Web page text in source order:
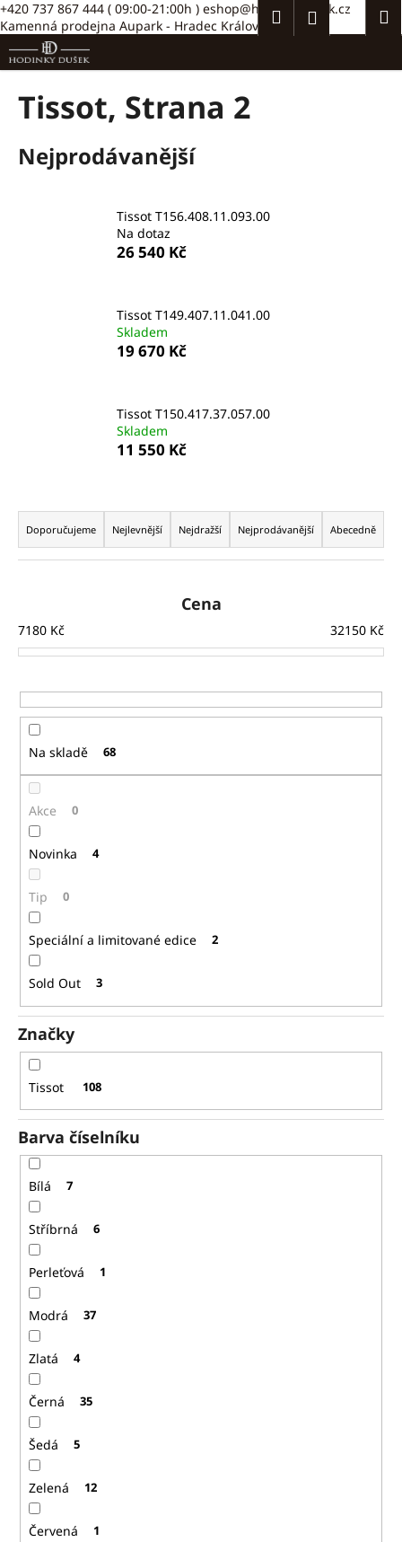
Přejít
na
+420 737 867 444 ( 09:00-21:00h ) eshop@hodinkydusek.cz
Kamenná prodejna Aupark - Hradec Králové >>
HledatPřihlášení
Tissot, Strana 2
Nejprodávanější
Tissot T156.408.11.093.00
Na dotaz
26 540 Kč
Tissot T149.407.11.041.00
Skladem
19 670 Kč
Tissot T150.417.37.057.00
Skladem
11 550 Kč
Ř
a
z
í
p
o
d
u
k
ů
Doporučujeme Nejlevnější Nejdražší Nejprodávanější Abecedně
Cena
7180 Kč 32150 Kč
Na skladě 68
Akce 0
Novinka 4
Tip 0
Speciální a limitované edice 2
Sold Out 3
Značky
Tissot 108
Barva číselníku
Bílá 7
Stříbrná 6
Perleťová 1
Modrá 37
Zlatá 4
Černá 35
Šedá 5
Zelená 12
Červená 1
K
o
š
í
Zpět
Zpět
C
o
p
o
?
D
o
p
r
u
u
m
FREDERIQUE
CONSTANT
FC-
292MC4P5
21
630
Kč
Původně:
30
900
Kč